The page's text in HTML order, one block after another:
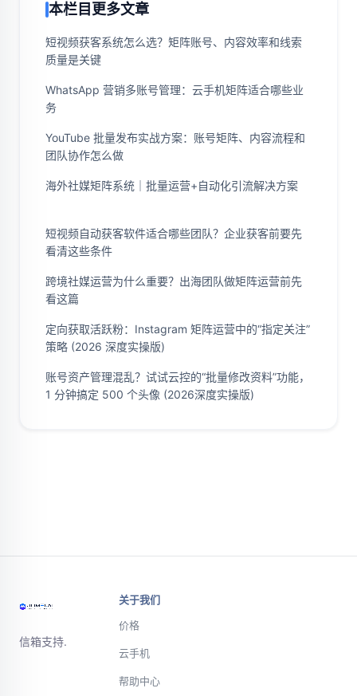
本栏目更多文章
短视频获客系统怎么选？矩阵账号、内容效率和线索
质量是关键
WhatsApp 营销多账号管理：云手机矩阵适合哪些业
务
YouTube 批量发布实战方案：账号矩阵、内容流程和
团队协作怎么做
海外社媒矩阵系统｜批量运营+自动化引流解决方案
短视频自动获客软件适合哪些团队？企业获客前要先
看清这些条件
跨境社媒运营为什么重要？出海团队做矩阵运营前先
看这篇
定向获取活跃粉：Instagram 矩阵运营中的“指定关注”
策略 (2026 深度实操版)
账号资产管理混乱？试试云控的“批量修改资料”功能，
1 分钟搞定 500 个头像 (2026深度实操版)
信箱支持.
关于我们
价格
云手机
帮助中心